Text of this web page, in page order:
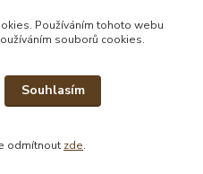
práva vyhrazena
Používáním tohoto webu
souborů cookies.
Souhlasím
odmítnout zde.